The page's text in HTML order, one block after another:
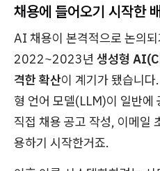
채용에 들어오기 시작한
AI 채용이 본격적으로 논의
2022~2023년 생성형
격한 확산이 계기가 됐습니
형 언어 모델(LLM)이 일반에
직접 채용 공고 작성, 이메일
용하기 시작한거죠.